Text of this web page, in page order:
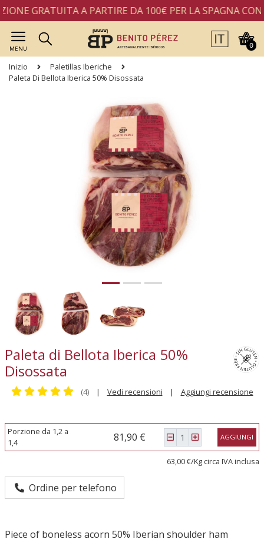
GRATUITA A PARTIRE DA 100€ PER LA SPAGNA
MENU 0
Inizio
Paletillas Iberiche
Paleta Di Bellota Iberica 50% Disossata
Paleta di Bellota Iberica 50%
Disossata
(4) | Vedi recensioni | Aggiungi recensione
Porzione da 1,2 a
1,4
81,90 € AGGIUNGI
63,00 €/Kg circa IVA inclusa
Ordine per telefono
Piece of boneless acorn 50% Iberian shoulder ham